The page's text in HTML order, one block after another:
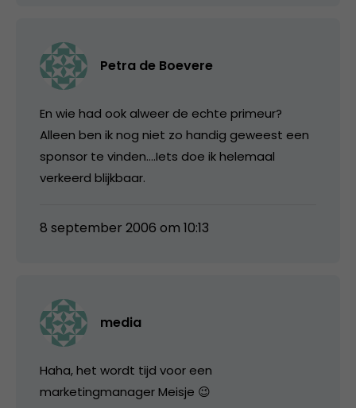
Petra de Boevere
En wie had ook alweer de echte primeur?
Alleen ben ik nog niet zo handig geweest een
sponsor te vinden….Iets doe ik helemaal
verkeerd blijkbaar.
8 september 2006 om 10:13
media
Haha, het wordt tijd voor een
marketingmanager Meisje 😉